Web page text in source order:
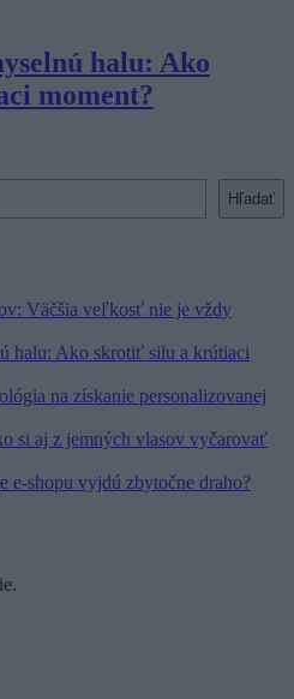
halu: Ako
moment?
Hľadať
Väčšia veľkosť nie je vždy
halu: Ako skrotiť silu a krútiaci
na získanie personalizovanej
si aj z jemných vlasov vyčarovať
e-shopu vyjdú zbytočne draho?